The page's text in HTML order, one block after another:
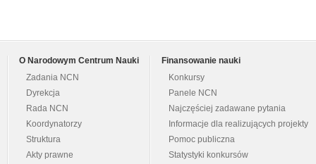
O Narodowym Centrum Nauki
Zadania NCN
Dyrekcja
Rada NCN
Koordynatorzy
Struktura
Akty prawne
Finansowanie nauki
Konkursy
Panele NCN
Najczęściej zadawane pytania
Informacje dla realizujących projekty
Pomoc publiczna
Statystyki konkursów